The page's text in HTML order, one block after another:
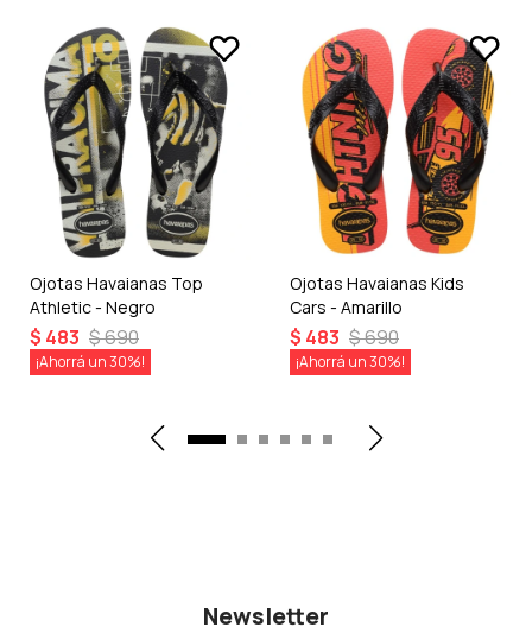
Ojotas Havaianas Top
Athletic - Negro
$ 483 $690
30
Ojotas Havaianas Kids
Cars - Amarillo
$ 483 $690
30
Newsletter